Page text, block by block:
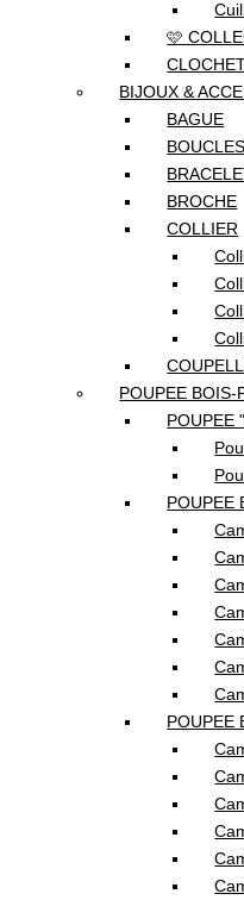
🩷
BIJOUX &
BAGUE
BROCHE
COLLIER
POUPEE BOIS-
POUPEE
POUPEE
POUPEE